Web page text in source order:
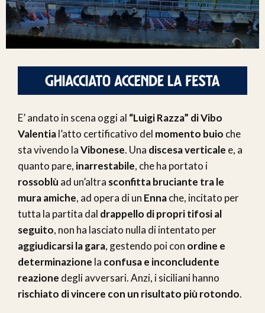
E’ andato in scena oggi al “Luigi Razza” di Vibo
Valential’atto certificativo del momento buio che
sta vivendo laVibonese. Una discesa verticale e, a
quanto pare, inarrestabile, che ha portato i
rossoblù ad un’altra sconfitta bruciante tra le
mura amiche, ad opera di un Ennache, incitato per
tutta la partita dal drappello di propri tifosi al
seguito, non ha lasciato nulla di intentato per
aggiudicarsi la gara, gestendo poi con ordine e
determinazione la confusa e inconcludente
reazione degli avversari. Anzi, i siciliani hanno
rischiato di vincere con un risultato più rotondo.